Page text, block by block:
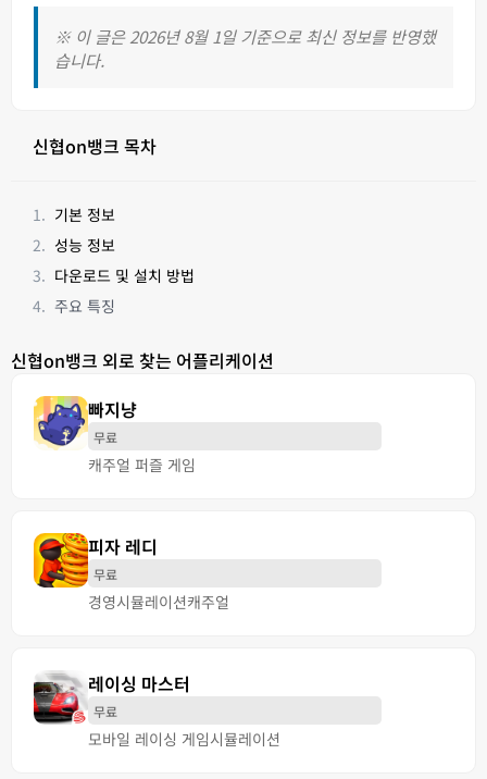
※ 이 글은 2026년 8월 1일 기준으로 최신 정보를 반영했
습니다.
신협on뱅크 목차
기본 정보
성능 정보
다운로드 및 설치 방법
주요 특징
신협on뱅크 외로 찾는 어플리케이션
빠지냥
무료
캐주얼 퍼즐 게임
피자 레디
무료
경영시뮬레이션캐주얼
레이싱 마스터
무료
모바일 레이싱 게임시뮬레이션